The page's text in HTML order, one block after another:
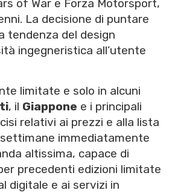
of War e Forza Motorsport,
La decisione di puntare
tendenza del design
ingegneristica all’utente
limitate e solo in alcuni
, il Giappone e i principali
relativi ai prezzi e alla lista
immediatamente
altissima, capace di
precedenti edizioni limitate
digitale e ai servizi in